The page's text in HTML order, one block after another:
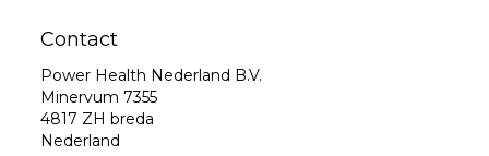
Contact
Power Health Nederland B.V.
Minervum 7355
4817 ZH breda
Nederland